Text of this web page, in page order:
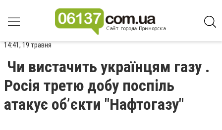
14:41, 19 травня
Чи вистачить українцям газу .
Росія третю добу поспіль
атакує об’єкти "Нафтогазу"